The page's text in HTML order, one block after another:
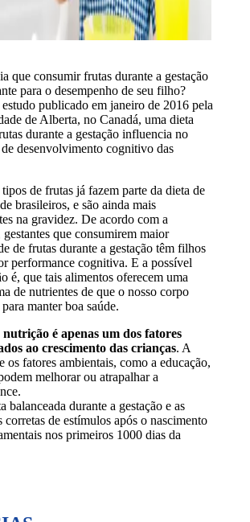
que consumir frutas durante a gestação
para o desempenho de seu filho?
estudo publicado em janeiro de 2016 pela
de Alberta, no Canadá, uma dieta
durante a gestação influencia no
de desenvolvimento cognitivo das
de frutas já fazem parte da dieta de
brasileiros, e são ainda mais
na gravidez. De acordo com a
gestantes que consumirem maior
de frutas durante a gestação têm filhos
performance cognitiva. E a possível
é, que tais alimentos oferecem uma
de nutrientes de que o nosso corpo
manter boa saúde.
nutrição é apenas um dos fatores
ao crescimento das crianças. A
os fatores ambientais, como a educação,
melhorar ou atrapalhar a
balanceada durante a gestação e as
corretas de estímulos após o nascimento
nos primeiros 1000 dias da